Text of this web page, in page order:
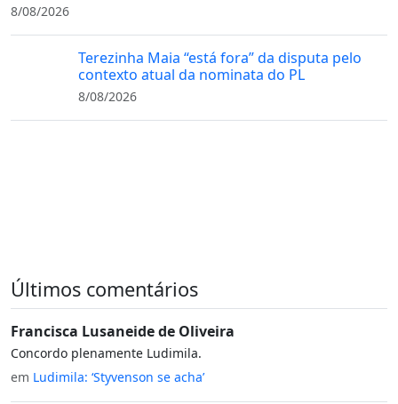
8/08/2026
Terezinha Maia “está fora” da disputa pelo
contexto atual da nominata do PL
8/08/2026
Últimos comentários
Francisca Lusaneide de Oliveira
Concordo plenamente Ludimila.
em Ludimila: ‘Styvenson se acha’